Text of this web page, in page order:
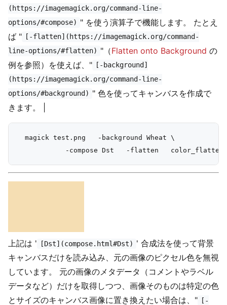
(https://imagemagick.org/command-line-
options/#compose) " を使う演算子で機能します。 たとえ
ば "
[-flatten](https://imagemagick.org/command-
line-options/#flatten) "（Flatten onto Background の
例を参照）を使えば、"
[-background]
(https://imagemagick.org/command-line-
options/#background) " 色を使ってキャンバスを作成で
きます。 |
  magick test.png   -background Wheat \
上記は ' [Dst](compose.html#Dst) ' 合成法を使って背景
キャンバスだけを読み込み、元の画像のピクセル色を無視
しています。 元の画像のメタデータ（コメントやラベル
データなど）だけを取得しつつ、画像そのものは特定の色
とサイズのキャンバス画像に置き換えたい場合は、"
[-